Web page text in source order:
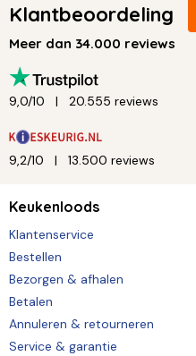
Klantbeoordeling
Meer dan 34.000 reviews
9,0/10 20.555 reviews
9,2/10 13.500 reviews
Keukenloods
Klantenservice
Bestellen
Bezorgen & afhalen
Betalen
Annuleren & retourneren
Service & garantie